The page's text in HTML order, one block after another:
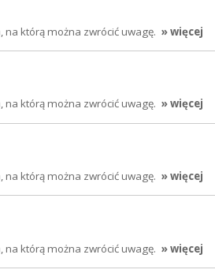
na którą można zwrócić uwagę. » więcej
na którą można zwrócić uwagę. » więcej
na którą można zwrócić uwagę. » więcej
na którą można zwrócić uwagę. » więcej